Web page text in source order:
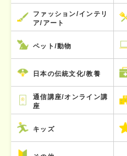
ファッション/インテリ
ア/アート
ペット/動物
日本の伝統文化/教養
通信講座/オンライン講
座
キッズ